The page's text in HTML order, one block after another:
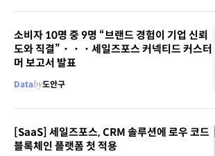
소비자 10명 중 9명 “브랜드 경험이 기업 신뢰
도와 직결”・・・세일즈포스 커넥티드 커스터
머 보고서 발표
Databy도안구
[SaaS] 세일즈포스, CRM 솔루션에 로우 코드
블록체인 플랫폼 첫 적용